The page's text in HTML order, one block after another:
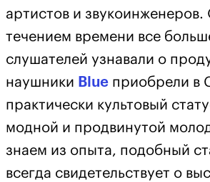
артистов и звукоинженеров.
течением времени все
слушателей узнавали о
наушники Blue приобрели в
практически культовый
модной и продвинутой
знаем из опыта, подобный
всегда свидетельствует о